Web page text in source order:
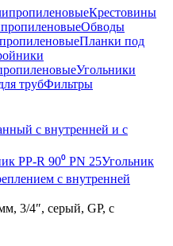
Крестовины
Обводы
Планки под
Угольники
трубФильтры
с внутренней и с
PP-R 90⁰ PN 25Угольник
с внутренней
3/4″, серый, GP, с